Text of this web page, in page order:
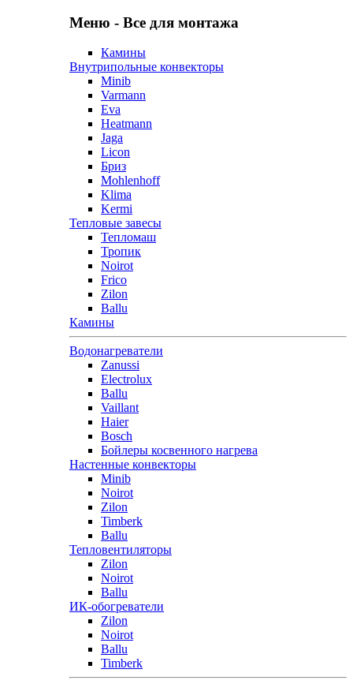
Меню - Все для монтажа
Камины
Внутрипольные конвекторы
Minib
Varmann
Eva
Heatmann
Jaga
Licon
Бриз
Mohlenhoff
Klima
Kermi
Тепловые завесы
Тепломаш
Тропик
Noirot
Frico
Zilon
Ballu
Камины
Водонагреватели
Zanussi
Electrolux
Ballu
Vaillant
Haier
Bosch
Бойлеры косвенного нагрева
Настенные конвекторы
Minib
Noirot
Zilon
Timberk
Ballu
Тепловентиляторы
Zilon
Noirot
Ballu
ИК-обогреватели
Zilon
Noirot
Ballu
Timberk